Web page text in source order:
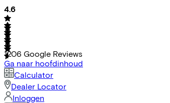
4.6
1206 Google Reviews
Ga naar hoofdinhoud
Calculator
Dealer Locator
Inloggen